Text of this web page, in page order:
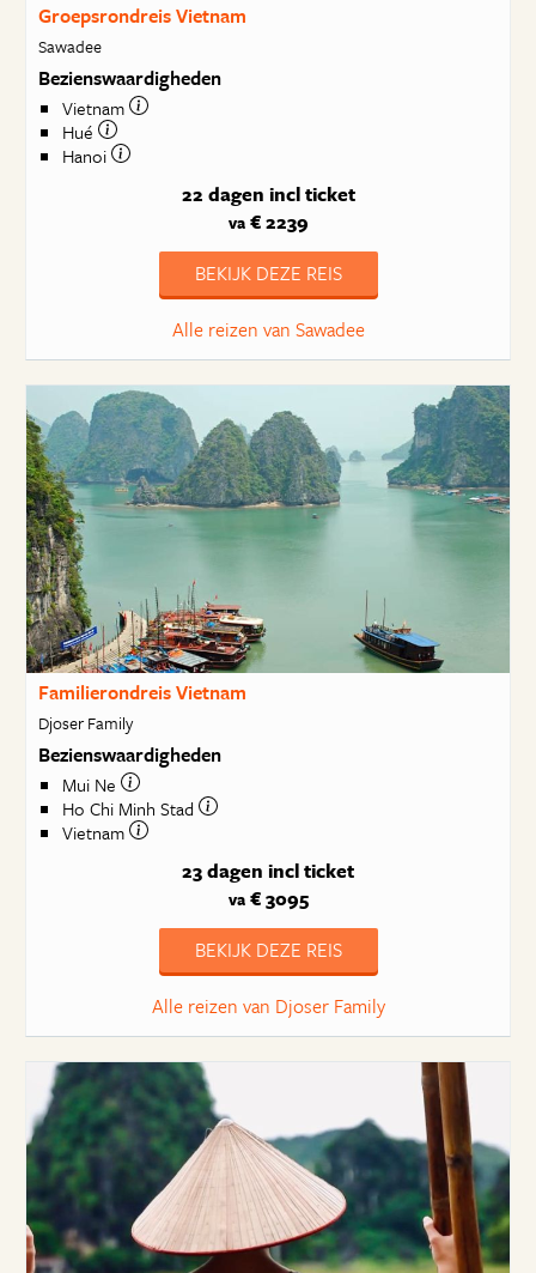
Groepsrondreis Vietnam
Sawadee
Bezienswaardigheden
Vietnam
Hué
Hanoi
22 dagen incl ticket
va€ 2239
BEKIJK DEZE REIS
Alle reizen van Sawadee
Familierondreis Vietnam
Djoser Family
Bezienswaardigheden
Mui Ne
Ho Chi Minh Stad
Vietnam
23 dagen incl ticket
va€ 3095
BEKIJK DEZE REIS
Alle reizen van Djoser Family